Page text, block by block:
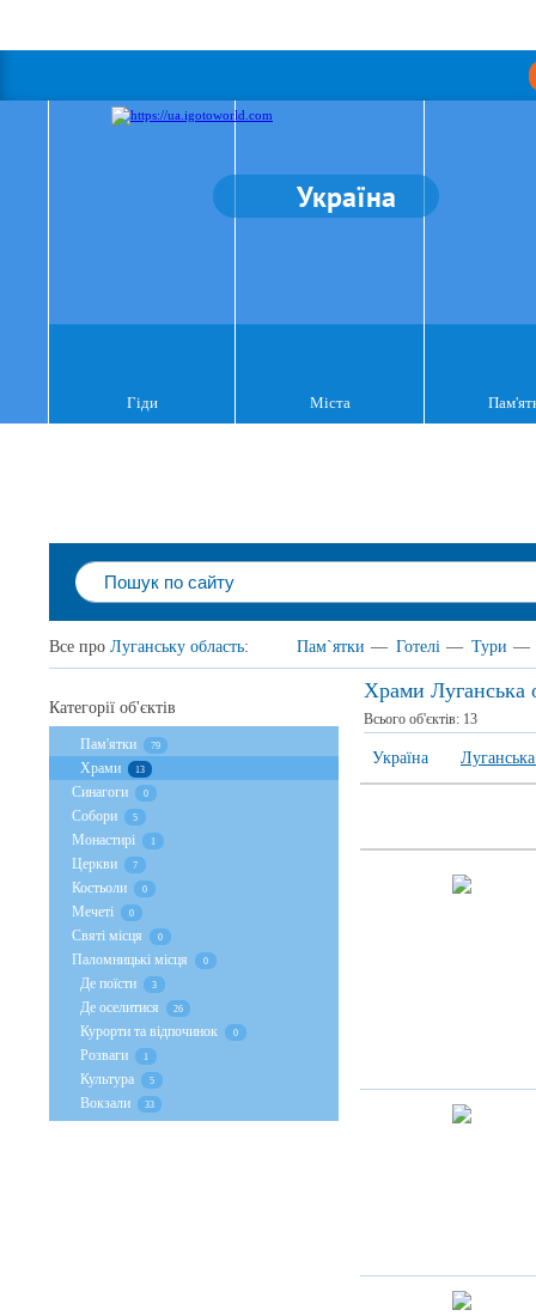
Україна
Гіди Міста
Все про Луганську область: Пам`ятки — Готелі — Тури —
Храми Луганська
Всього об'єктів: 13
Україна
Категорії об'єктів
Пам'ятки 79
Храми 13
Cинагоги 0
Собори 5
Монастирі 1
Церкви 7
Костьоли 0
Мечеті 0
Святі місця 0
Паломницькі місця 0
Де поїсти 3
Де оселитися 26
Курорти та відпочинок 0
Розваги 1
Культура 5
Вокзали 33